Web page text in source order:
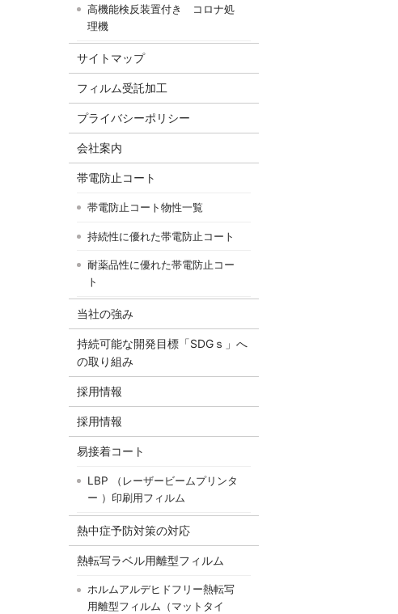
高機能検反装置付き コロナ処
理機
サイトマップ
フィルム受託加工
プライバシーポリシー
会社案内
帯電防止コート
帯電防止コート物性一覧
持続性に優れた帯電防止コート
耐薬品性に優れた帯電防止コー
ト
当社の強み
持続可能な開発目標「SDGｓ」へ
の取り組み
採用情報
採用情報
易接着コート
LBP （レーザービームプリンタ
ー ）印刷用フィルム
熱中症予防対策の対応
熱転写ラベル用離型フィルム
ホルムアルデヒドフリー熱転写
用離型フィルム（マットタイ